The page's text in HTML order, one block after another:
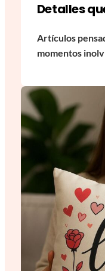
Detalles
Artículos
momentos